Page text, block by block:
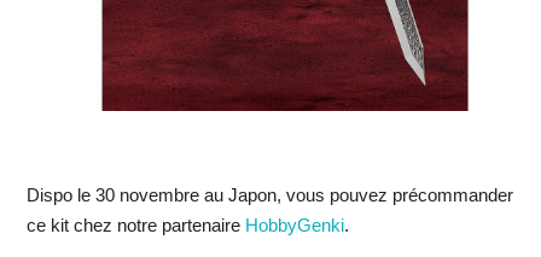
Dispo le 30 novembre au Japon, vous pouvez précommander
ce kit chez notre partenaire HobbyGenki.